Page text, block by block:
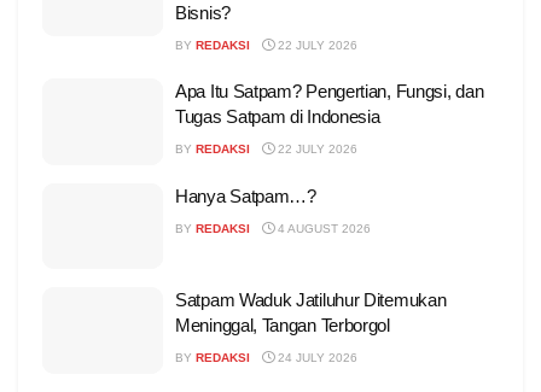
Bisnis?
BY REDAKSI 22 JULY 2026
Apa Itu Satpam? Pengertian, Fungsi, dan
Tugas Satpam di Indonesia
BY REDAKSI 22 JULY 2026
Hanya Satpam…?
BY REDAKSI 4 AUGUST 2026
Satpam Waduk Jatiluhur Ditemukan
Meninggal, Tangan Terborgol
BY REDAKSI 24 JULY 2026